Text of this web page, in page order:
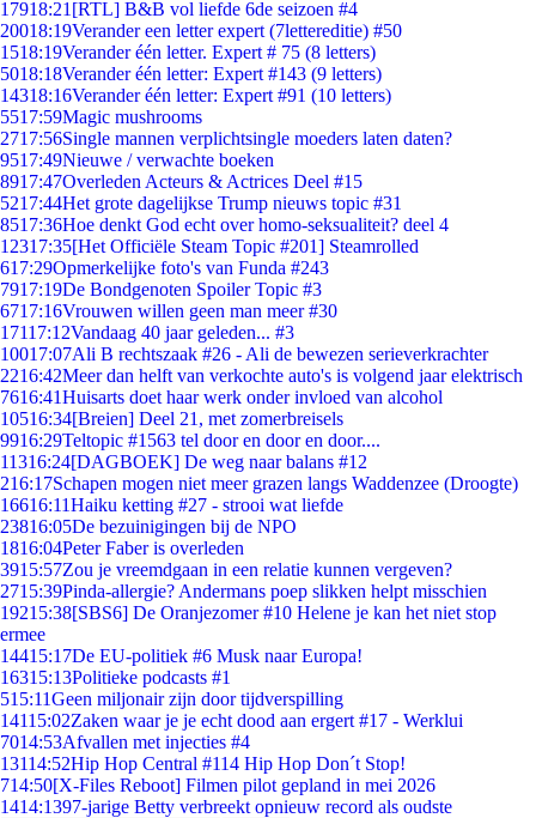
17918:21 [RTL] B&B vol liefde 6de seizoen #4
20018:19Verander een letter expert (7lettereditie) #50
1518:19Verander één letter. Expert # 75 (8 letters)
5018:18Verander één letter: Expert #143 (9 letters)
14318:16Verander één letter: Expert #91 (10 letters)
5517:59Magic mushrooms
2717:56Single mannen verplichtsingle moeders laten daten?
9517:49Nieuwe / verwachte boeken
8917:47Overleden Acteurs & Actrices Deel #15
5217:44Het grote dagelijkse Trump nieuws topic #31
8517:36Hoe denkt God echt over homo-seksualiteit? deel 4
12317:35[Het Officiële Steam Topic #201] Steamrolled
617:29Opmerkelijke foto's van Funda #243
7917:19De Bondgenoten Spoiler Topic #3
6717:16Vrouwen willen geen man meer #30
17117:12Vandaag 40 jaar geleden... #3
10017:07Ali B rechtszaak #26 - Ali de bewezen serieverkrachter
2216:42Meer dan helft van verkochte auto's is volgend jaar elektrisch
7616:41Huisarts doet haar werk onder invloed van alcohol
10516:34[Breien] Deel 21, met zomerbreisels
9916:29Teltopic #1563 tel door en door en door....
11316:24[DAGBOEK] De weg naar balans #12
216:17Schapen mogen niet meer grazen langs Waddenzee (Droogte)
16616:11Haiku ketting #27 - strooi wat liefde
23816:05De bezuinigingen bij de NPO
1816:04Peter Faber is overleden
3915:57Zou je vreemdgaan in een relatie kunnen vergeven?
2715:39Pinda-allergie? Andermans poep slikken helpt misschien
19215:38[SBS6] De Oranjezomer #10 Helene je kan het niet stop
ermee
14415:17De EU-politiek #6 Musk naar Europa!
16315:13Politieke podcasts #1
515:11Geen miljonair zijn door tijdverspilling
14115:02Zaken waar je je echt dood aan ergert #17 - Werklui
7014:53Afvallen met injecties #4
13114:52Hip Hop Central #114 Hip Hop Don´t Stop!
714:50[X-Files Reboot] Filmen pilot gepland in mei 2026
1414:1397-jarige Betty verbreekt opnieuw record als oudste